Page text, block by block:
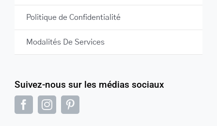
Suivez-nous sur les médias sociaux
Politique de Confidentialité
Modalités De Services